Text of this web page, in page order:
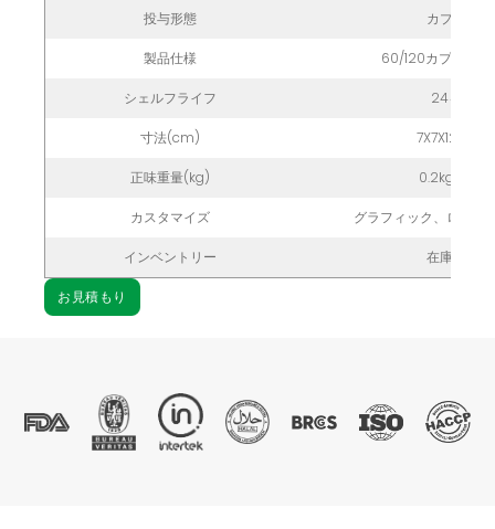
投与形態 カプセル
製品仕様 60/120カプセル/
シェルフライフ 24ヶ月
寸法(cm) 7X7X12 (60)
正味重量(kg) 0.2kg (60)
カスタマイズ グラフィック、ロゴ、
インベントリー 在庫あり
お見積もり